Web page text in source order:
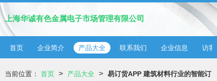
上海华诚有色金属电子市场管理有限公司
首页 企业简介 产品大全 联系我们 企业信息 访客
当前位置： 首页 > 产品大全 > 易订货APP 建筑材料行业的智能订